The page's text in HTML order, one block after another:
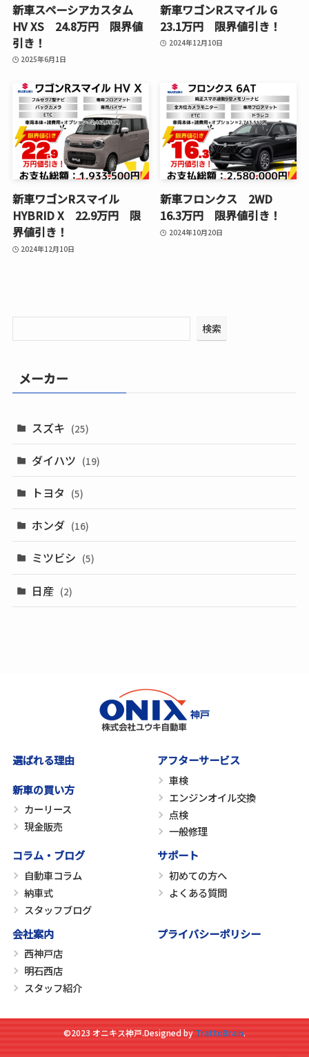
新車スペーシアカスタム
HV XS 24.8万円 限界値
引き！
2025年6月1日
新車ワゴンRスマイル G
23.1万円 限界値引き！
2024年12月10日
新車ワゴンRスマイル
HYBRID X 22.9万円 限
界値引き！
2024年12月10日
新車フロンクス 2WD
16.3万円 限界値引き！
2024年10月20日
検索
メーカー
スズキ (25)
ダイハツ (19)
トヨタ (5)
ホンダ (16)
ミツビシ (5)
日産 (2)
選ばれる理由
新車の買い方
カーリース
現金販売
アフターサービス
車検
エンジンオイル交換
点検
一般修理
コラム・ブログ
自動車コラム
納車式
スタッフブログ
サポート
初めての方へ
よくある質問
会社案内
西神戸店
明石西店
スタッフ紹介
プライバシーポリシー
©2023 オニキス神戸.Designed by TrattoBrain.